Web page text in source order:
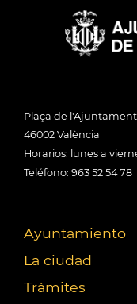
Plaça de l'Ajuntament
46002 València
Horarios: lunes a
Teléfono: 963 52 54 78
Ayuntamiento
La ciudad
Trámites